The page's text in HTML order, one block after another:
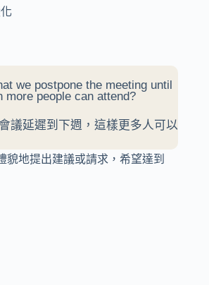
we postpone the meeting until
more people can attend?
議延遲到下週，這樣更多人可以
貌地提出建議或請求，希望達到